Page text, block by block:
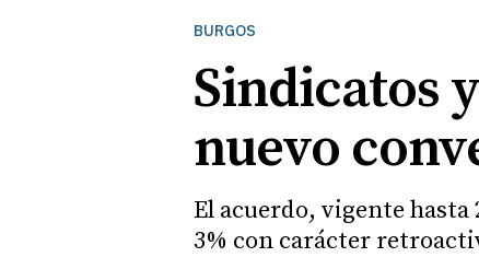
BURGOS
Sindicatos
nuevo
El acuerdo, vigente
3% con carácter